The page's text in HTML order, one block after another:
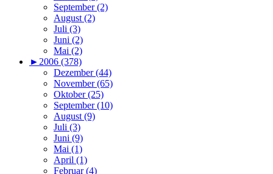
September (2)
August (2)
Juli (3)
Juni (2)
Mai (2)
► 2006 (378)
Dezember (44)
November (65)
Oktober (25)
September (10)
August (9)
Juli (3)
Juni (9)
Mai (1)
April (1)
Februar (4)